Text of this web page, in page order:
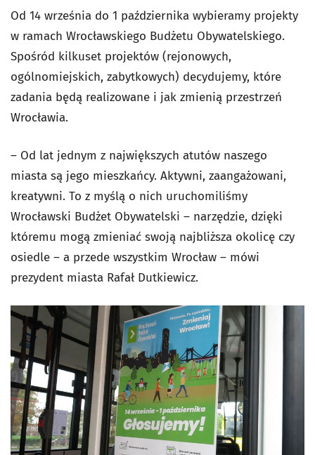
Od 14 września do 1 października wybieramy projekty
w ramach Wrocławskiego Budżetu Obywatelskiego.
Spośród kilkuset projektów (rejonowych,
ogólnomiejskich, zabytkowych) decydujemy, które
zadania będą realizowane i jak zmienią przestrzeń
Wrocławia.
– Od lat jednym z największych atutów naszego
miasta są jego mieszkańcy. Aktywni, zaangażowani,
kreatywni. To z myślą o nich uruchomiliśmy
Wrocławski Budżet Obywatelski – narzędzie, dzięki
któremu mogą zmieniać swoją najbliższa okolicę czy
osiedle – a przede wszystkim Wrocław – mówi
prezydent miasta Rafał Dutkiewicz.